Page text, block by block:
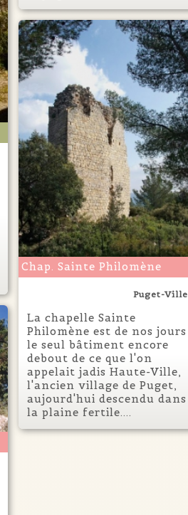
Chap. Sainte Philomène
Puget-Ville
La chapelle Sainte
Philomène est de nos jours
le seul bâtiment encore
debout de ce que l'on
appelait jadis Haute-Ville,
l'ancien village de Puget,
aujourd'hui descendu dans
la plaine fertile....